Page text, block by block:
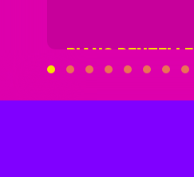
PIANO DENTELLE